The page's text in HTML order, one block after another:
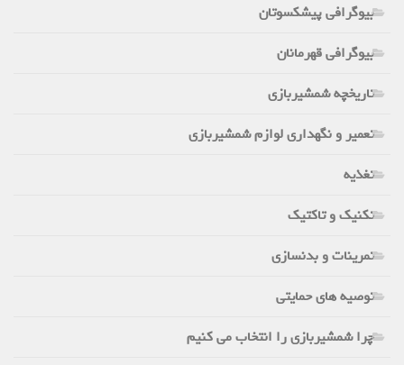
بیوگرافی پیشکسوتان
بیوگرافی قهرمانان
تاریخچه شمشیربازی
تعمیر و نگهداری لوازم شمشیربازی
تغذیه
تکنیک و تاکتیک
تمرینات و بدنسازی
توصیه های حمایتی
چرا شمشیربازی را انتخاب می کنیم